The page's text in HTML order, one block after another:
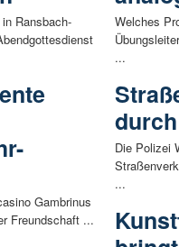
Ransbach-
Gambrinus
Freundschaft ...
Welches
...
Die Polizei
...